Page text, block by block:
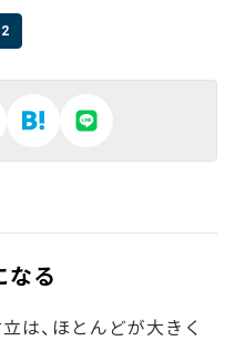
2
なる
は、ほとんどが大きく